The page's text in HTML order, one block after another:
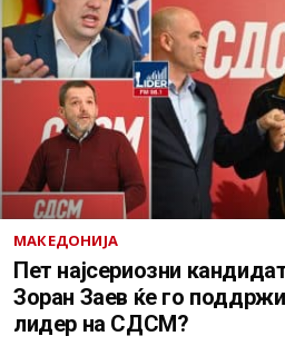
МАКЕДОНИЈА
Пет најсериозни
Зоран Заев ќе го
лидер на СДСМ?